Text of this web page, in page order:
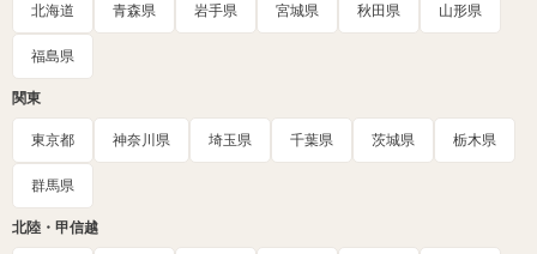
北海道 青森県 岩手県 宮城県 秋田県 山形県
福島県
関東
東京都 神奈川県 埼玉県 千葉県 茨城県 栃木県
群馬県
北陸・甲信越